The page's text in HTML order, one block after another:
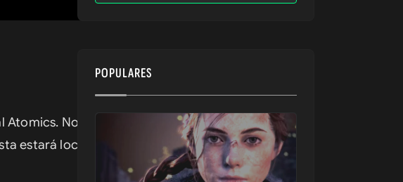
Atomics. No escritório do
estará localizada
POPULARES